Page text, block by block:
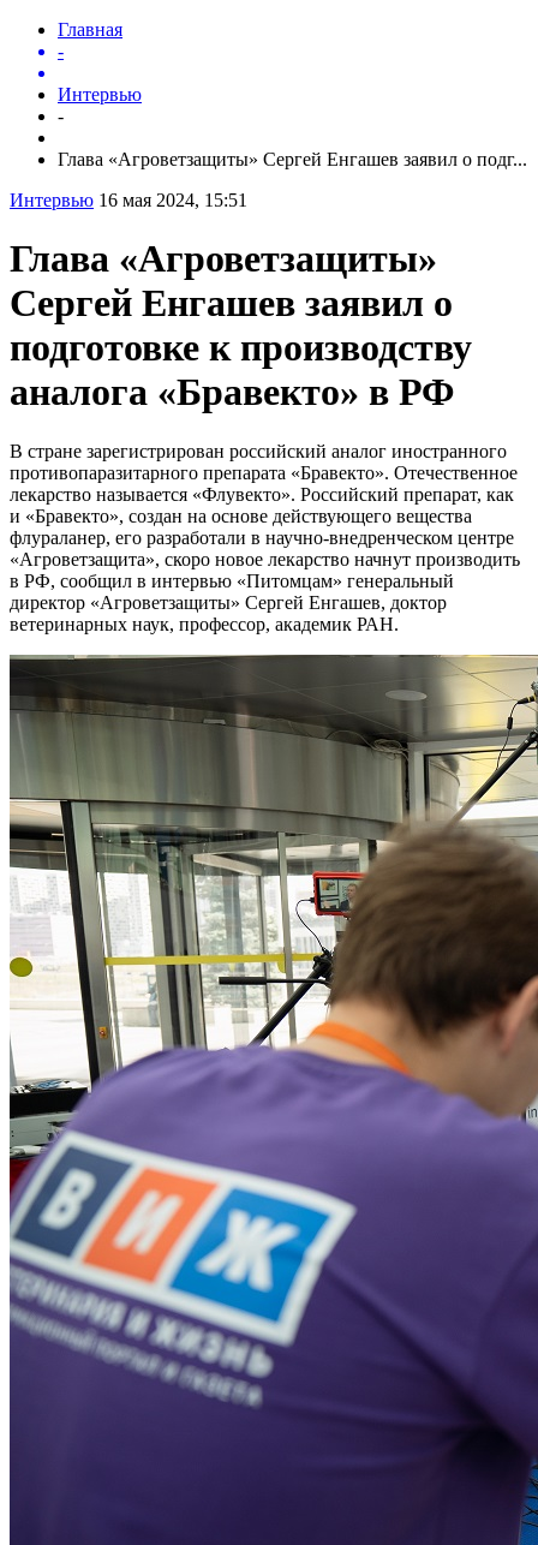
Главная
-
Интервью
-
Глава «Агроветзащиты» Сергей Енгашев заявил о подг...
Интервью 16 мая 2024, 15:51
Глава «Агроветзащиты»
Сергей Енгашев заявил о
подготовке к производству
аналога «Бравекто» в РФ
В стране зарегистрирован российский аналог иностранного
противопаразитарного препарата «Бравекто». Отечественное
лекарство называется «Флувекто». Российский препарат, как
и «Бравекто», создан на основе действующего вещества
флураланер, его разработали в научно-внедренческом центре
«Агроветзащита», скоро новое лекарство начнут производить
в РФ, сообщил в интервью «Питомцам» генеральный
директор «Агроветзащиты» Сергей Енгашев, доктор
ветеринарных наук, профессор, академик РАН.